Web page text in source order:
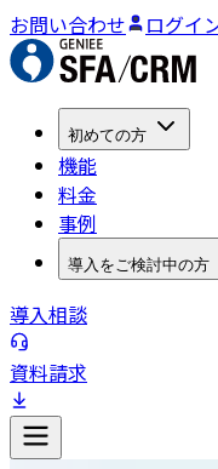
お問い合わせ ログイ
初めての方
機能
料金
事例
導入をご検討中の方
導入相談
資料請求